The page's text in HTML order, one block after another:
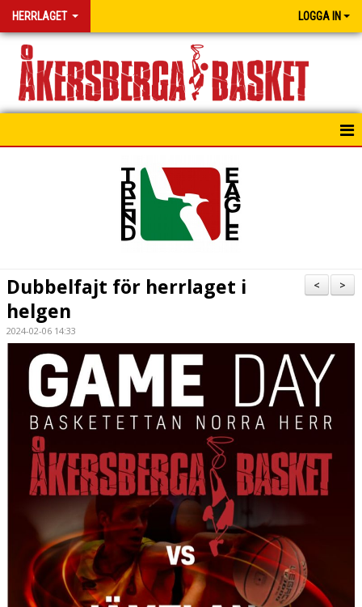
HERRLAGET LOGGA IN
>
<
Dubbelfajt för herrlaget i
helgen
2024-02-06 14:33